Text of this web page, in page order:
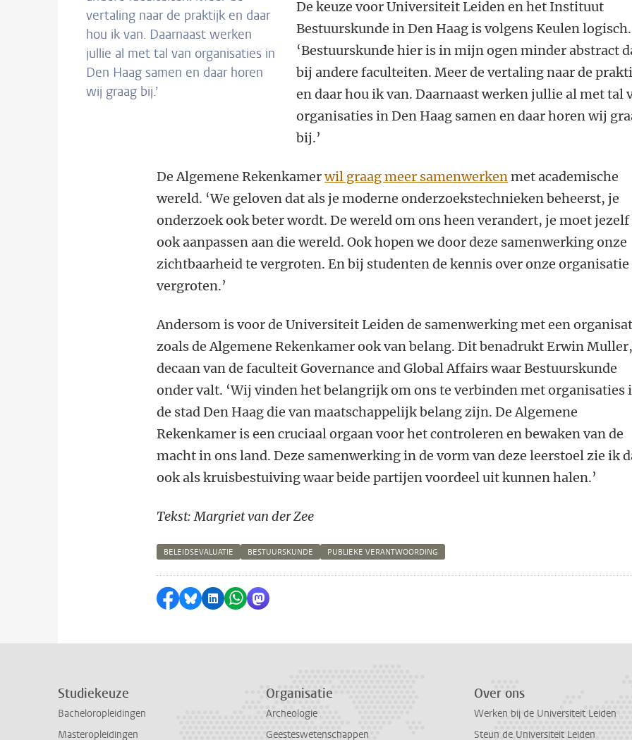
vertaling naar de praktijk en daar
hou ik van. Daarnaast werken
jullie al met tal van organisaties in
Den Haag samen en daar horen
wij graag bij.’
De keuze voor Universiteit Leiden en het Instituut
Bestuurskunde in Den Haag is volgens Keulen logisch.
‘Bestuurskunde hier is in mijn ogen minder abstract
bij andere faculteiten. Meer de vertaling naar de
en daar hou ik van. Daarnaast werken jullie al met tal
organisaties in Den Haag samen en daar horen wij
bij.’
De Algemene Rekenkamerwil graag meer samenwerkenmet academische
wereld. ‘We geloven dat als je moderne onderzoekstechnieken beheerst, je
onderzoek ook beter wordt. De wereld om ons heen verandert, je moet jezelf
ook aanpassen aan die wereld. Ook hopen we door deze samenwerking onze
zichtbaarheid te vergroten. En bij studenten de kennis over onze organisatie
vergroten.’
Andersom is voor de Universiteit Leiden de samenwerking met een
zoals de Algemene Rekenkamer ook van belang. Dit benadrukt Erwin Muller,
decaan van de faculteit Governance and Global Affairs waar Bestuurskunde
onder valt. ‘Wij vinden het belangrijk om ons te verbinden met organisaties
de stad Den Haag die van maatschappelijk belang zijn. De Algemene
Rekenkamer is een cruciaal orgaan voor het controleren en bewaken van de
macht in ons land. Deze samenwerking in de vorm van deze leerstoel zie ik
ook als kruisbestuiving waar beide partijen voordeel uit kunnen halen.’
Tekst: Margriet van der Zee
BELEIDSEVALUATIE BESTUURSKUNDE PUBLIEKE VERANTWOORDING
Delen op Facebook
Delen via Bluesky
Delen op LinkedIn
Delen via WhatsApp
Delen via Mastodon
Studiekeuze
Bacheloropleidingen
Masteropleidingen
Organisatie
Archeologie
Geesteswetenschappen
Over ons
Werken bij de Universiteit Leiden
Steun de Universiteit Leiden